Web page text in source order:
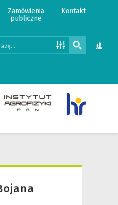
Zamówienia
publiczne
Kontakt